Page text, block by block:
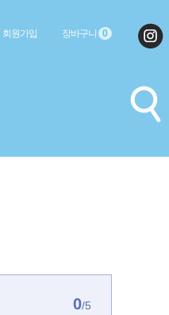
회원가입 장바구니 0
0/5